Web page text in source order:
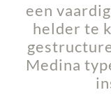
een
helder te
Medina